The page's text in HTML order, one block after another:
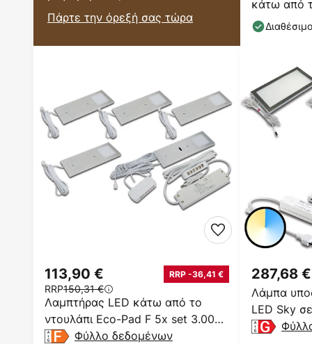
Πάρτε την όρεξή σας τώρα
κάτω από
τεμαχίων
Διαθέσιμο
Λαμπτήρας LED κάτω από το
ντουλάπι Eco-Pad F 5x set 3.000K
αλουμίνιο
113,90 € RRP -36,41 €
RRP150,31 €
Φύλλο δεδομένων
Λάμπα
LED Sky
287,68 €